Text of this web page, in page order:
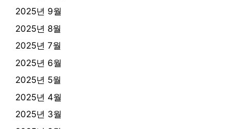
2025년 9월
2025년 8월
2025년 7월
2025년 6월
2025년 5월
2025년 4월
2025년 3월